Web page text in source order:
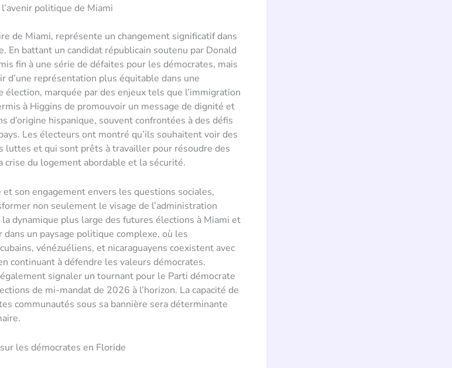
politique de Miami
de Miami, représente un changement significatif dans
En battant un candidat républicain soutenu par Donald
fin à une série de défaites pour les démocrates, mais
d’une représentation plus équitable dans une
marquée par des enjeux tels que l’immigration
à Higgins de promouvoir un message de dignité et
d’origine hispanique, souvent confrontées à des défis
Les électeurs ont montré qu’ils souhaitent voir des
luttes et qui sont prêts à travailler pour résoudre des
crise du logement abordable et la sécurité.
son engagement envers les questions sociales,
non seulement le visage de l’administration
la dynamique plus large des futures élections à Miami et
un paysage politique complexe, où les
vénézuéliens, et nicaraguayens coexistent avec
continuant à défendre les valeurs démocrates.
signaler un tournant pour le Parti démocrate
de mi-mandat de 2026 à l’horizon. La capacité de
communautés sous sa bannière sera déterminante
les démocrates en Floride